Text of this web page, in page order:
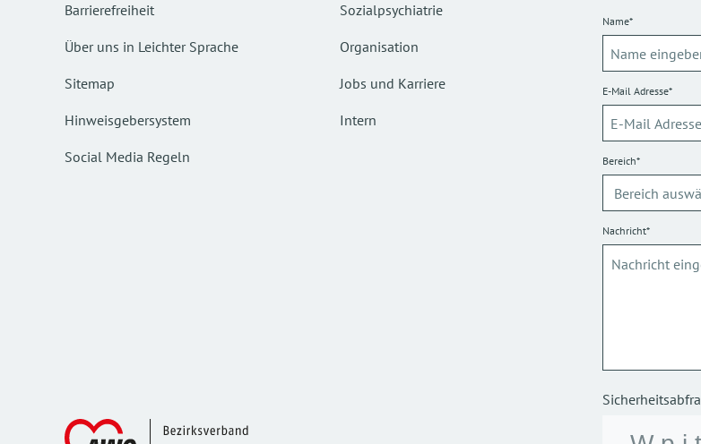
Barrierefreiheit
Über uns in Leichter Sprache
Sitemap
Hinweisgebersystem
Social Media Regeln
Sozialpsychiatrie
Organisation
Jobs und Karriere
Intern
Name*
E-Mail Adresse*
Bereich*
Nachricht*